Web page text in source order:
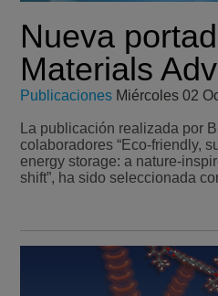
Nueva
Materials
Publicaciones Miércoles 02
La publicación realizada por
colaboradores “Eco-friendly,
energy storage: a nature-
shift”, ha sido seleccionada